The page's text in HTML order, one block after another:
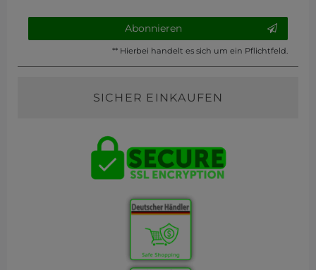
Abonnieren
** Hierbei handelt es sich um ein Pflichtfeld.
SICHER EINKAUFEN